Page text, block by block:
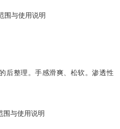
围与使用说明
后整理。手感滑爽、松软。渗透性
围与使用说明